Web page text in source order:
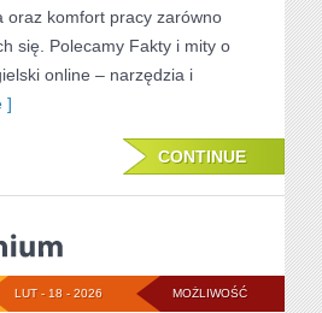
oraz komfort pracy zarówno
się. Polecamy Fakty i mity o
online – narzędzia i
]
CONTINUE
MOŻLIWOŚĆ
LUT - 18 - 2026